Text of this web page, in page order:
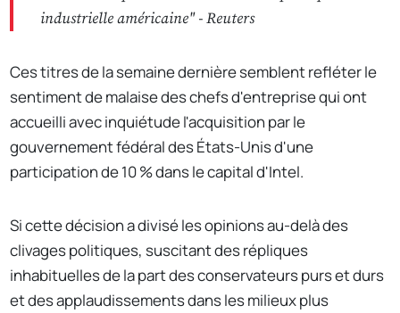
industrielle américaine" -Reuters
Ces titres de la semaine dernière semblent refléter le
sentiment de malaise des chefs d'entreprise qui ont
accueilli avec inquiétude l'acquisition par le
gouvernement fédéral des États-Unis d'une
participation de 10 % dans le capital d'Intel.
Si cette décision a divisé les opinions au-delà des
clivages politiques, suscitant des répliques
inhabituelles de la part des conservateurs purs et durs
et des applaudissements dans les milieux plus